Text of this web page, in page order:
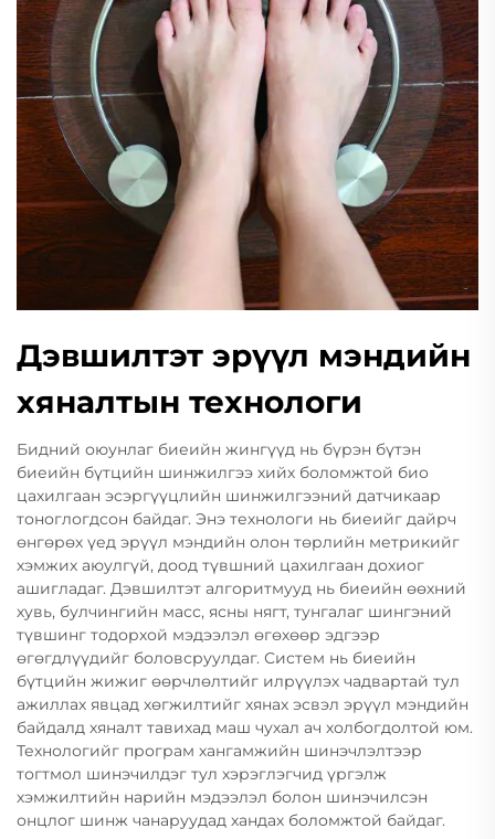
Дэвшилтэт эрүүл мэндийн
хяналтын технологи
Бидний оюунлаг биеийн жингүүд нь бүрэн бүтэн
биеийн бүтцийн шинжилгээ хийх боломжтой био
цахилгаан эсэргүүцлийн шинжилгээний датчикаар
тоноглогдсон байдаг. Энэ технологи нь биеийг дайрч
өнгөрөх үед эрүүл мэндийн олон төрлийн метрикийг
хэмжих аюулгүй, доод түвшний цахилгаан дохиог
ашигладаг. Дэвшилтэт алгоритмууд нь биеийн өөхний
хувь, булчингийн масс, ясны нягт, тунгалаг шингэний
түвшинг тодорхой мэдээлэл өгөхөөр эдгээр
өгөгдлүүдийг боловсруулдаг. Систем нь биеийн
бүтцийн жижиг өөрчлөлтийг илрүүлэх чадвартай тул
ажиллах явцад хөгжилтийг хянах эсвэл эрүүл мэндийн
байдалд хяналт тавихад маш чухал ач холбогдолтой юм.
Технологийг програм хангамжийн шинэчлэлтээр
тогтмол шинэчилдэг тул хэрэглэгчид үргэлж
хэмжилтийн нарийн мэдээлэл болон шинэчилсэн
онцлог шинж чанаруудад хандах боломжтой байдаг.